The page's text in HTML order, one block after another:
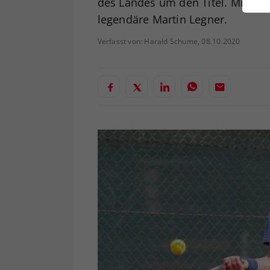
legendäre Martin Legner.
Verfasst von: Harald Schume, 08.10.2020